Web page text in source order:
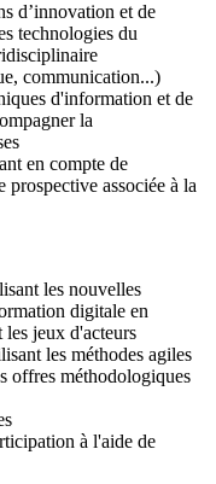
d’innovation et de
technologies du
communication...)
d'information et de
la
en compte de
prospective associée à la
les nouvelles
digitale en
les jeux d'acteurs
les méthodes agiles
offres méthodologiques
à l'aide de